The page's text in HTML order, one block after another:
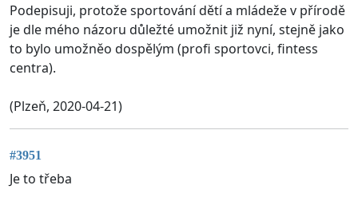
Podepisuji, protože sportování dětí a mládeže v přírodě
je dle mého názoru důležté umožnit již nyní, stejně jako
to bylo umožněo dospělým (profi sportovci, fintess
centra).
(Plzeň, 2020-04-21)
#3951
Je to třeba